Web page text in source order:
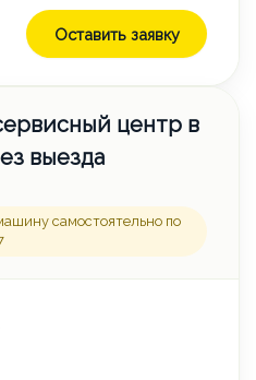
Оставить заявку
центр в
выезда
самостоятельно по